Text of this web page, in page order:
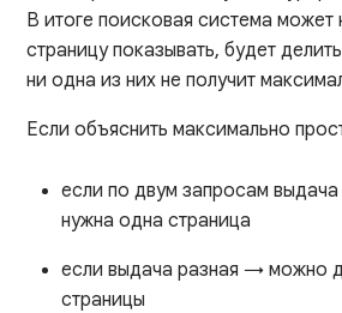
В итоге поисковая система может
страницу показывать, будет
ни одна из них не получит
Если объяснить максимально
если по двум запросам
нужна одна страница
если выдача разная → можно
страницы